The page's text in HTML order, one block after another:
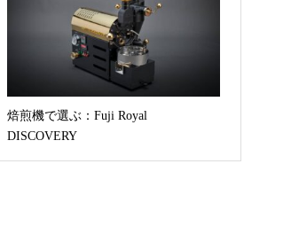
焙煎機で選ぶ：Fuji Royal
DISCOVERY